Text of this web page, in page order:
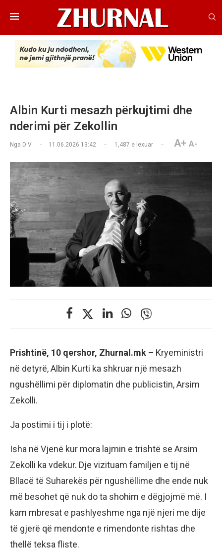
Albin Kurti mesazh përkujtimi dhe
nderimi për Zekollin
Nga D V 11.06.2026 13:42 1,487 e lexuar A+ A-
Prishtinë, 10 qershor, Zhurnal.mk – Kryeministri
në detyrë, Albin Kurti ka shkruar një mesazh
ngushëllimi për diplomatin dhe publicistin, Arsim
Zekolli.
Ja postimi i tij i plotë:
Isha në Vjenë kur mora lajmin e trishtë se Arsim
Zekolli ka vdekur. Dje vizituam familjen e tij në
Bllacë të Suharekës për ngushëllime dhe ende nuk
më besohet që nuk do ta shohim e dëgjojmë më. I
kam mbresat e pashlyeshme nga një njeri me dije
të gjerë që mendonte e rimendonte rishtas dhe
thellë teksa fliste.